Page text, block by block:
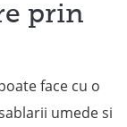
prin
face cu o
umede si